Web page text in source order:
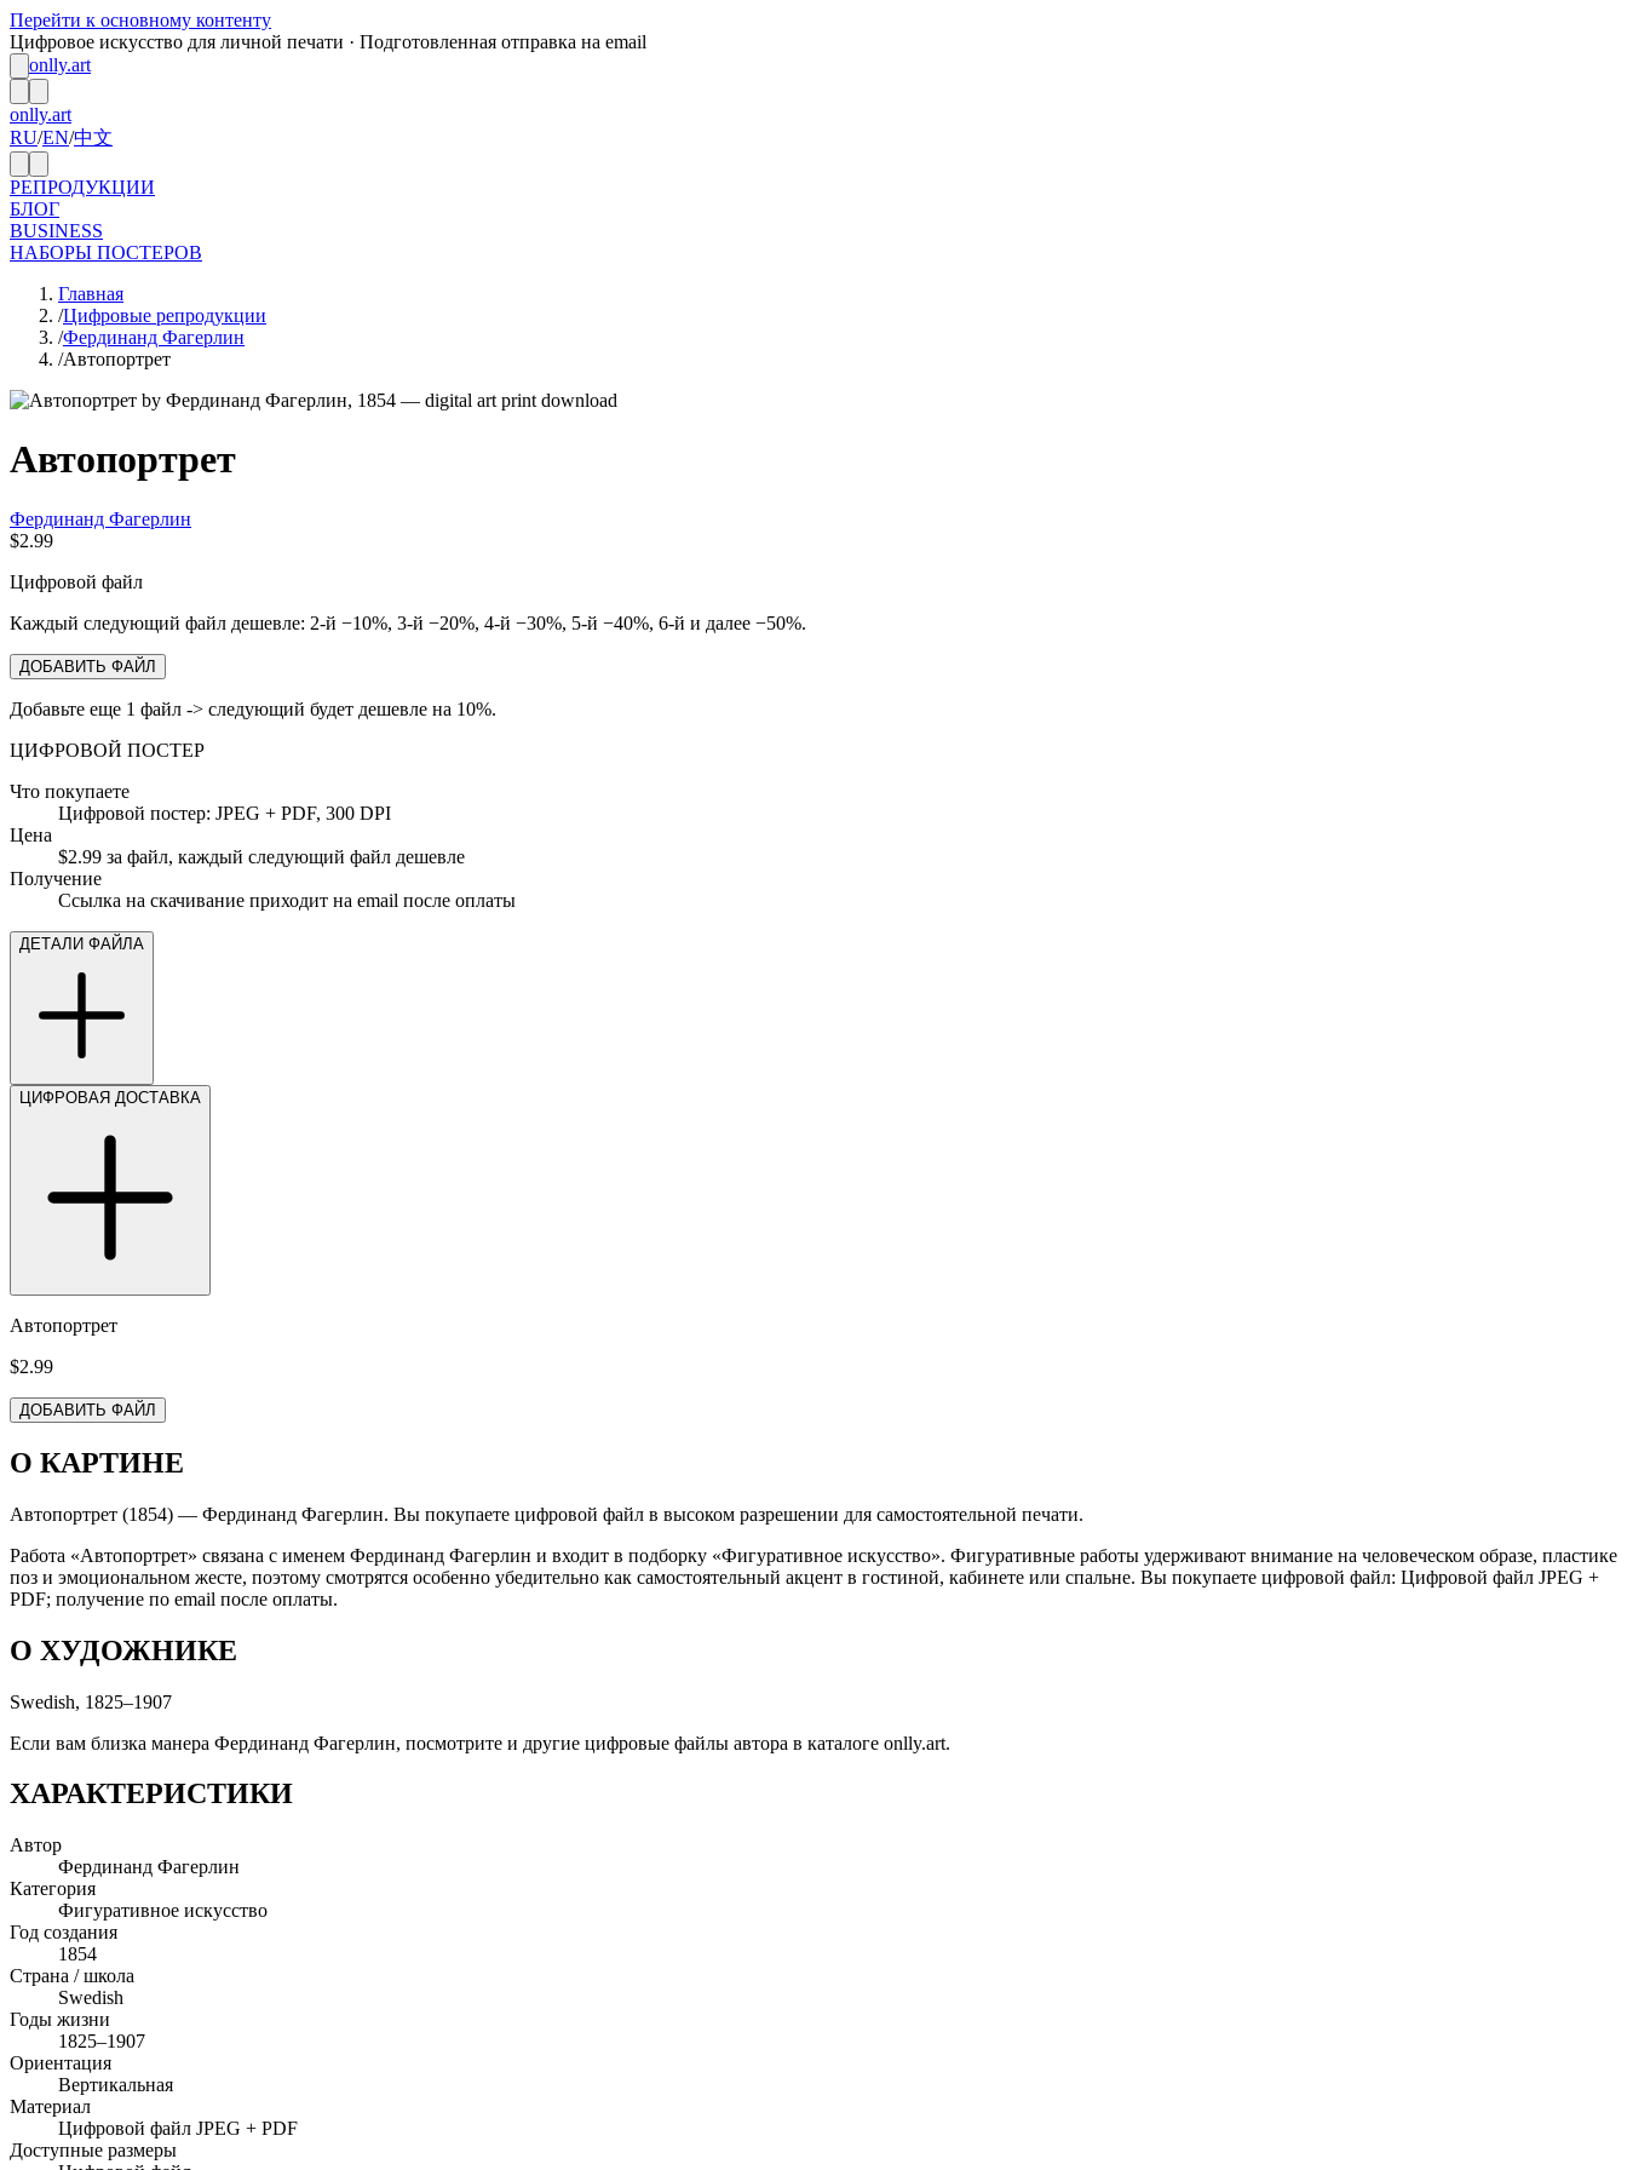
Перейти к основному контенту
Цифровое искусство для личной печати · Подготовленная отправка на email
onlly.art
onlly.art
RU/EN/中文
РЕПРОДУКЦИИ
БЛОГ
BUSINESS
НАБОРЫ ПОСТЕРОВ
Главная
/Цифровые репродукции
/Фердинанд Фагерлин
/Автопортрет
Автопортрет
Фердинанд Фагерлин
$2.99
Цифровой файл
Каждый следующий файл дешевле: 2-й −10%, 3-й −20%, 4-й −30%, 5-й −40%, 6-й и далее −50%.
ДОБАВИТЬ ФАЙЛ
Добавьте еще 1 файл -> следующий будет дешевле на 10%.
ЦИФРОВОЙ ПОСТЕР
Что покупаете
Цифровой постер: JPEG + PDF, 300 DPI
Цена
$2.99 за файл, каждый следующий файл дешевле
Получение
Ссылка на скачивание приходит на email после оплаты
ДЕТАЛИ ФАЙЛА
ЦИФРОВАЯ ДОСТАВКА
Автопортрет
$2.99
ДОБАВИТЬ ФАЙЛ
О КАРТИНЕ
Автопортрет (1854) — Фердинанд Фагерлин. Вы покупаете цифровой файл в высоком разрешении для самостоятельной печати.
Работа «Автопортрет» связана с именем Фердинанд Фагерлин и входит в подборку «Фигуративное искусство». Фигуративные работы удерживают внимание на человеческом образе, пластике
поз и эмоциональном жесте, поэтому смотрятся особенно убедительно как самостоятельный акцент в гостиной, кабинете или спальне. Вы покупаете цифровой файл: Цифровой файл JPEG +
PDF; получение по email после оплаты.
О ХУДОЖНИКЕ
Swedish, 1825–1907
Если вам близка манера Фердинанд Фагерлин, посмотрите и другие цифровые файлы автора в каталоге onlly.art.
ХАРАКТЕРИСТИКИ
Автор
Фердинанд Фагерлин
Категория
Фигуративное искусство
Год создания
1854
Страна / школа
Swedish
Годы жизни
1825–1907
Ориентация
Вертикальная
Материал
Цифровой файл JPEG + PDF
Доступные размеры